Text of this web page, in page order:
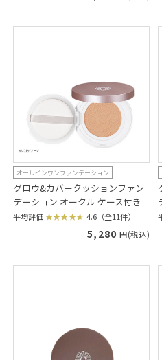
オールインワンファンデーション
グロウ&カバークッションファン
デーション オークル ケース付き
平均評価 4.6（全11件）
5,280 円(税込)